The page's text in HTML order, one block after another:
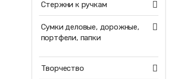
Стержни к ручкам
Сумки деловые, дорожные,
портфели, папки
Творчество